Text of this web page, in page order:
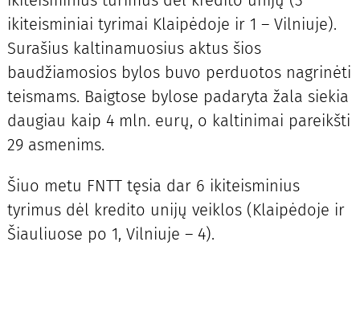
ikiteisminiai tyrimai Klaipėdoje ir 1 – Vilniuje).
Surašius kaltinamuosius aktus šios
baudžiamosios bylos buvo perduotos nagrinėti
teismams. Baigtose bylose padaryta žala siekia
daugiau kaip 4 mln. eurų, o kaltinimai pareikšti
29 asmenims.
Šiuo metu FNTT tęsia dar 6 ikiteisminius
tyrimus dėl kredito unijų veiklos (Klaipėdoje ir
Šiauliuose po 1, Vilniuje – 4).